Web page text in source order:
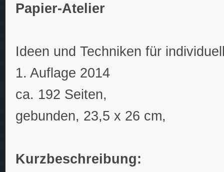
Papier-Atelier
Ideen und Techniken für
1. Auflage 2014
ca. 192 Seiten,
gebunden, 23,5 x 26 cm,
Kurzbeschreibung: